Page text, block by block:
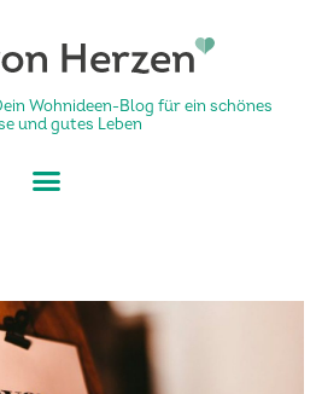
Wohnideen-Blog für ein schönes
und gutes Leben